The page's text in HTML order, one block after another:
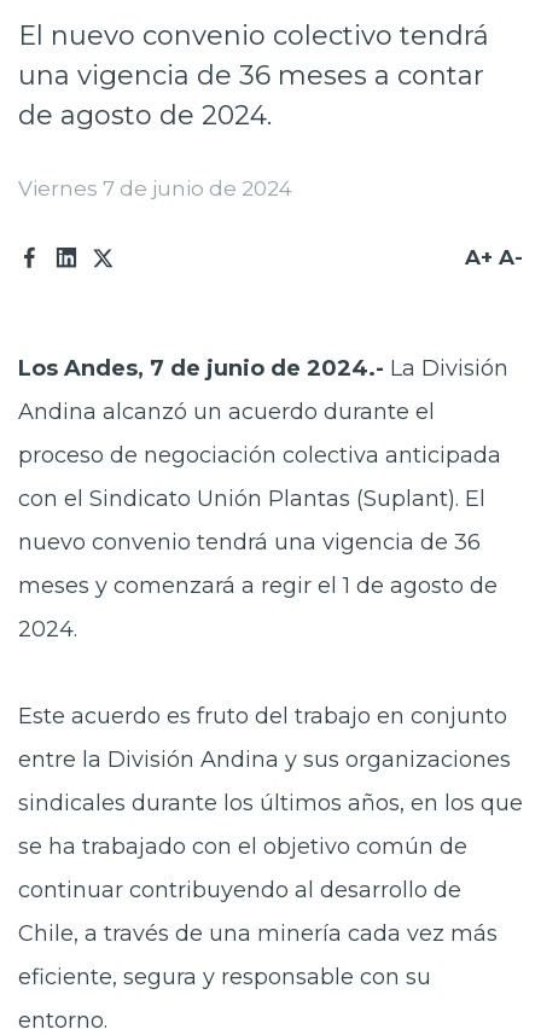
Prensa
Trabaja en Codelco
Proveedores
El nuevo convenio colectivo tendrá
una vigencia de 36 meses a contar
de agosto de 2024.
Viernes 7 de junio de 2024
A+ A-
Los Andes, 7 de junio de 2024.- La División
Andina alcanzó un acuerdo durante el
proceso de negociación colectiva anticipada
con el Sindicato Unión Plantas (Suplant). El
nuevo convenio tendrá una vigencia de 36
meses y comenzará a regir el 1 de agosto de
2024.
Este acuerdo es fruto del trabajo en conjunto
entre la División Andina y sus organizaciones
sindicales durante los últimos años, en los que
se ha trabajado con el objetivo común de
continuar contribuyendo al desarrollo de
Chile, a través de una minería cada vez más
eficiente, segura y responsable con su
entorno.